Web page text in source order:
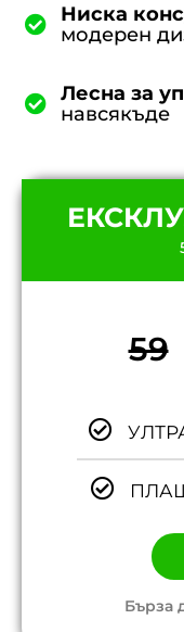
Ниска
модерен
Лесна за
навсякъде
59
Бърза